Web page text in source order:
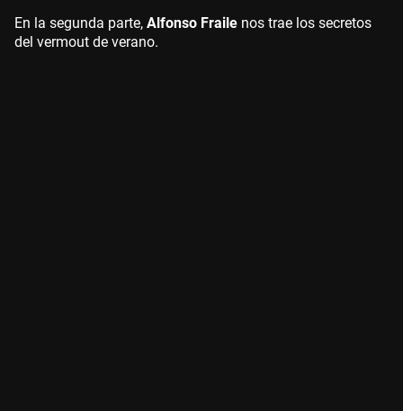
En la segunda parte, Alfonso Fraile nos trae los secretos
del vermout de verano.